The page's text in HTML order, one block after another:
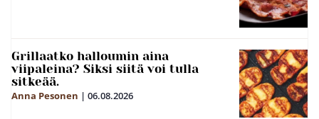
Grillaatko halloumin aina
viipaleina? Siksi siitä voi tulla
sitkeää.
Anna Pesonen | 06.08.2026